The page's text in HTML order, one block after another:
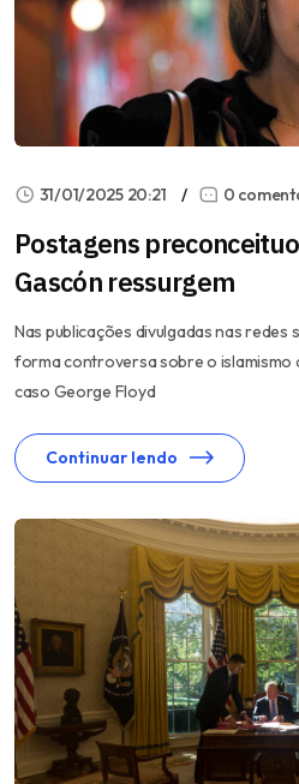
31/01/2025 20:21 0
Postagens
Gascón ressurgem
Nas publicações divulgadas nas redes
forma controversa sobre o islamismo
caso George Floyd
Continuar lendo